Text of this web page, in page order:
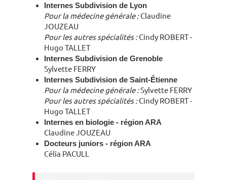
Internes Subdivision de Lyon
Pour la médecine générale :Claudine
JOUZEAU
Pour les autres spécialités :Cindy ROBERT -
Hugo TALLET
Internes Subdivision de Grenoble
Sylvette FERRY
Internes Subdivision de Saint-Étienne
Pour la médecine générale :Sylvette FERRY
Pour les autres spécialités :Cindy ROBERT -
Hugo TALLET
Internes en biologie - région ARA
Claudine JOUZEAU
Docteurs juniors - région ARA
Célia PACULL